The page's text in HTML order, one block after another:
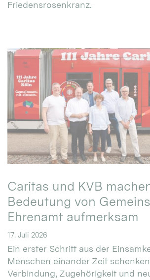
Friedensrosenkranz.
Caritas und KVB
Bedeutung von
Ehrenamt aufmerksam
17. Juli 2026
Ein erster Schritt aus der
Menschen einander Zeit
Verbindung, Zugehörigkeit und